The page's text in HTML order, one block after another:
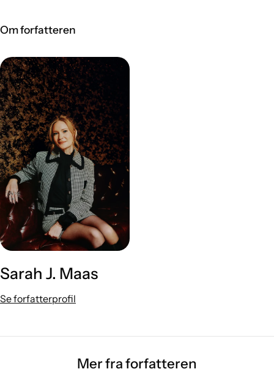
Om forfatteren
Sarah J. Maas
Se forfatterprofil
Mer fra forfatteren